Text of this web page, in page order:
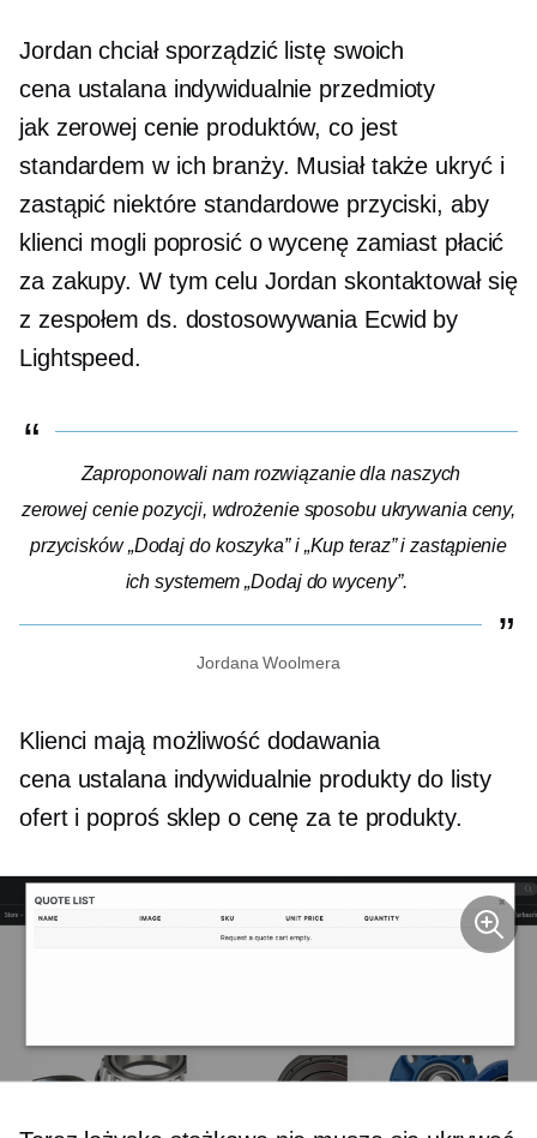
Jordan chciał sporządzić listę swoich
cena ustalana indywidualnie przedmioty
jak zerowej cenie produktów, co jest
standardem w ich branży. Musiał także ukryć i
zastąpić niektóre standardowe przyciski, aby
klienci mogli poprosić o wycenę zamiast płacić
za zakupy. W tym celu Jordan skontaktował się
z zespołem ds. dostosowywania Ecwid by
Lightspeed.
Zaproponowali nam rozwiązanie dla naszych
zerowej ceniepozycji, wdrożenie sposobu ukrywania ceny,
przycisków „Dodaj do koszyka” i „Kup teraz” i zastąpienie
ich systemem „Dodaj do wyceny”.
Jordana Woolmera
Klienci mają możliwość dodawania
cena ustalana indywidualnie produkty do listy
ofert i poproś sklep o cenę za te produkty.